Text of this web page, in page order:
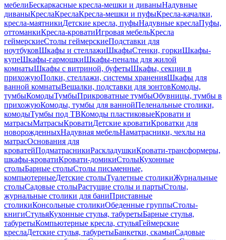
мебелиБескаркасные кресла-мешки и диваныНадувные
диваныКреслаКреслаКресла-мешки и пуфыКресла-качалки,
кресла-маятникиДетские кресла, пуфыНадувные креслаПуфы,
оттоманкиКресла-кроватиИгровая мебельКресла
геймерскиеСтолы геймерскиеПодставки для
ноутбуковШкафы и стеллажиШкафыСтенки, горкиШкафы-
купеШкафы-гармошкиШкафы-пеналы для жилой
комнатыШкафы с витриной, буфетыШкафы, секции в
прихожуюПолки, стеллажи, системы храненияШкафы для
ванной комнатыВешалки, подставки для зонтовКомоды,
тумбыКомодыТумбыПрикроватные тумбыОбувницы, тумбы в
прихожуюКомоды, тумбы для ваннойПеленальные столики,
комодыТумбы под ТВКомоды пластиковыеКровати и
матрасыМатрасыКроватиДетские кроватиКроватки для
новорожденныхНадувная мебельНаматрасники, чехлы на
матрасОснования для
кроватейПодматрасникиРаскладушкиКровати-трансформеры,
шкафы-кроватиКровати-домикиСтолыКухонные
столыБарные столыСтолы письменные,
компьютерныеДетские столыТуалетные столикиЖурнальные
столыСадовые столыРастущие столы и партыСтолы,
журнальные столики для баниПриставные
столикиКонсольные столикиОбеденные группыСтолы-
книгиСтульяКухонные стулья, табуретыБарные стулья,
табуретыКомпьютерные кресла, стульяГеймерские
креслаДетские стулья, табуретыБанкетки, скамьиСадовые